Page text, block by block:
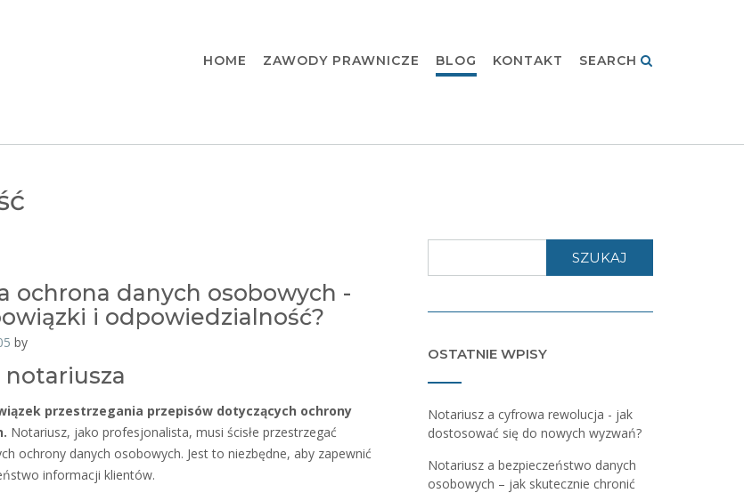
HOME ZAWODY PRAWNICZE BLOG KONTAKT SEARCH
ochrona danych osobowych -
i odpowiedzialność?
by
przestrzegania przepisów dotyczących ochrony
Notariusz, jako profesjonalista, musi ścisłe przestrzegać
ochrony danych osobowych. Jest to niezbędne, aby zapewnić
informacji klientów.
SZUKAJ
OSTATNIE WPISY
Notariusz a cyfrowa rewolucja - jak
dostosować się do nowych wyzwań?
Notariusz a bezpieczeństwo danych
osobowych – jak skutecznie chronić